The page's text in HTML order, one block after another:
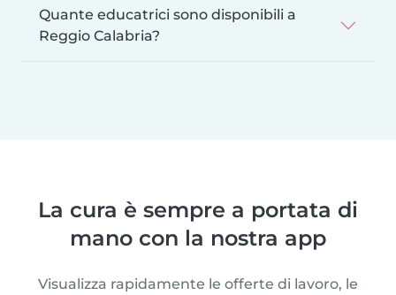
Quante educatrici sono disponibili a
Reggio Calabria?
La cura è sempre a portata di
mano con la nostra app
Visualizza rapidamente le offerte di lavoro, le